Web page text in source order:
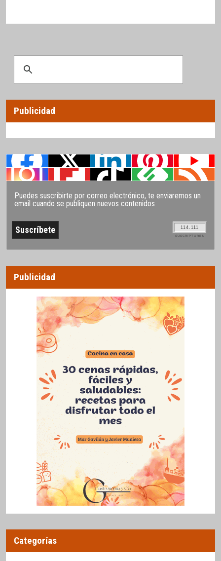
Publicidad
Puedes suscribirte por correo electrónico, te enviaremos un
email cuando se publiquen nuevos contenidos
114.111
SUSCRIPTORES
Publicidad
Categorías